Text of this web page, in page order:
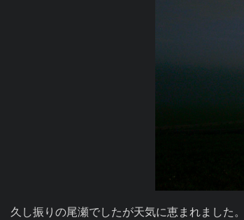
久し振りの尾瀬でしたが天気に恵まれました